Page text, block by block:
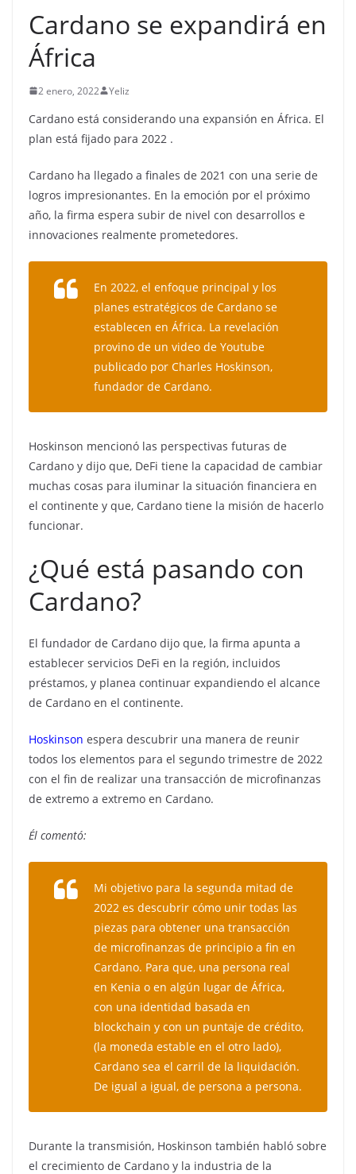
Cardano se expandirá en
África
2 enero, 2022 Yeliz
Cardano está considerando una expansión en África. El
plan está fijado para 2022 .
Cardano ha llegado a finales de 2021 con una serie de
logros impresionantes. En la emoción por el próximo
año, la firma espera subir de nivel con desarrollos e
innovaciones realmente prometedores.
En 2022, el enfoque principal y los
planes estratégicos de Cardano se
establecen en África. La revelación
provino de un video de Youtube
publicado por Charles Hoskinson,
fundador de Cardano.
Hoskinson mencionó las perspectivas futuras de
Cardano y dijo que, DeFi tiene la capacidad de cambiar
muchas cosas para iluminar la situación financiera en
el continente y que, Cardano tiene la misión de hacerlo
funcionar.
¿Qué está pasando con
Cardano?
El fundador de Cardano dijo que, la firma apunta a
establecer servicios DeFi en la región, incluidos
préstamos, y planea continuar expandiendo el alcance
de Cardano en el continente.
Hoskinson espera descubrir una manera de reunir
todos los elementos para el segundo trimestre de 2022
con el fin de realizar una transacción de microfinanzas
de extremo a extremo en Cardano.
Él comentó:
Mi objetivo para la segunda mitad de
2022 es descubrir cómo unir todas las
piezas para obtener una transacción
de microfinanzas de principio a fin en
Cardano. Para que, una persona real
en Kenia o en algún lugar de África,
con una identidad basada en
blockchain y con un puntaje de crédito,
(la moneda estable en el otro lado),
Cardano sea el carril de la liquidación.
De igual a igual, de persona a persona.
Durante la transmisión, Hoskinson también habló sobre
el crecimiento de Cardano y la industria de la